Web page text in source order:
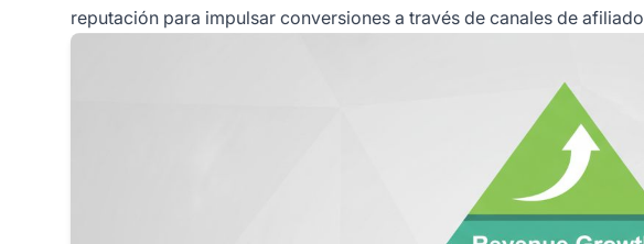
reputación para impulsar conversiones a través de canales de